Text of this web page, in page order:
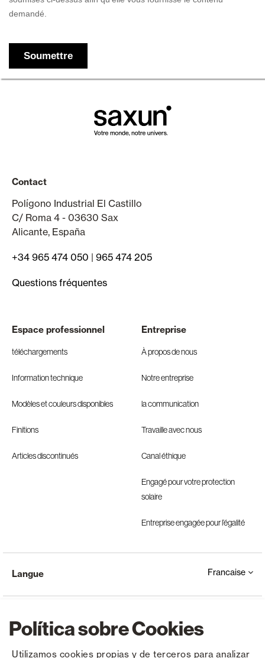
Política sobre Cookies
Utilizamos cookies propias y de terceros para analizar
Contact
Polígono Industrial El Castillo
C/ Roma 4 - 03630 Sax
Alicante, España
+34 965 474 050 | 965 474 205
Questions fréquentes
Espace professionnel
téléchargements
Information technique
Modèles et couleurs disponibles
Finitions
Articles discontinués
Entreprise
À propos de nous
Notre entreprise
la communication
Travaille avec nous
Canal éthique
Engagé pour votre protection
solaire
Entreprise engagée pour l’égalité
Langue Francaise